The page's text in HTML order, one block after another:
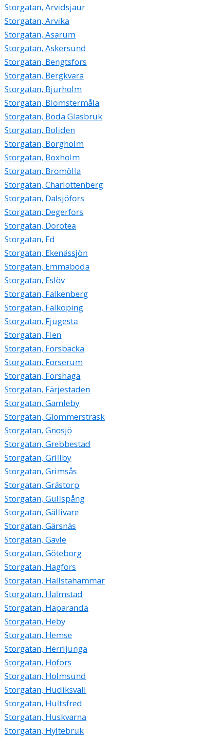
Storgatan, Arvidsjaur
Storgatan, Arvika
Storgatan, Asarum
Storgatan, Askersund
Storgatan, Bengtsfors
Storgatan, Bergkvara
Storgatan, Bjurholm
Storgatan, Blomstermåla
Storgatan, Boda Glasbruk
Storgatan, Boliden
Storgatan, Borgholm
Storgatan, Boxholm
Storgatan, Bromölla
Storgatan, Charlottenberg
Storgatan, Dalsjöfors
Storgatan, Degerfors
Storgatan, Dorotea
Storgatan, Ed
Storgatan, Ekenässjön
Storgatan, Emmaboda
Storgatan, Eslöv
Storgatan, Falkenberg
Storgatan, Falköping
Storgatan, Fjugesta
Storgatan, Flen
Storgatan, Forsbacka
Storgatan, Forserum
Storgatan, Forshaga
Storgatan, Färjestaden
Storgatan, Gamleby
Storgatan, Glommersträsk
Storgatan, Gnosjö
Storgatan, Grebbestad
Storgatan, Grillby
Storgatan, Grimsås
Storgatan, Grästorp
Storgatan, Gullspång
Storgatan, Gällivare
Storgatan, Gärsnäs
Storgatan, Gävle
Storgatan, Göteborg
Storgatan, Hagfors
Storgatan, Hallstahammar
Storgatan, Halmstad
Storgatan, Haparanda
Storgatan, Heby
Storgatan, Hemse
Storgatan, Herrljunga
Storgatan, Hofors
Storgatan, Holmsund
Storgatan, Hudiksvall
Storgatan, Hultsfred
Storgatan, Huskvarna
Storgatan, Hyltebruk